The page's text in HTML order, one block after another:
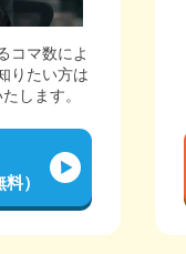
コマ数によ
りたい方は
します。
）